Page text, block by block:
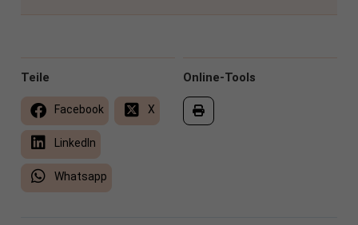
Online-Tools
Teile
Facebook X
LinkedIn
Whatsapp